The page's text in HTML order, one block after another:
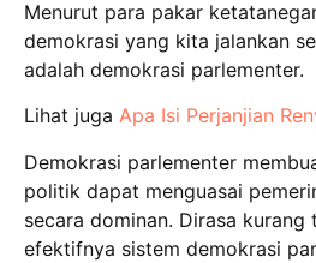
Menurut para pakar
demokrasi yang kita jalankan
adalah demokrasi parlementer.
Lihat juga Apa Isi Perjanjian
Demokrasi parlementer
politik dapat menguasai
secara dominan. Dirasa
efektifnya sistem demokrasi